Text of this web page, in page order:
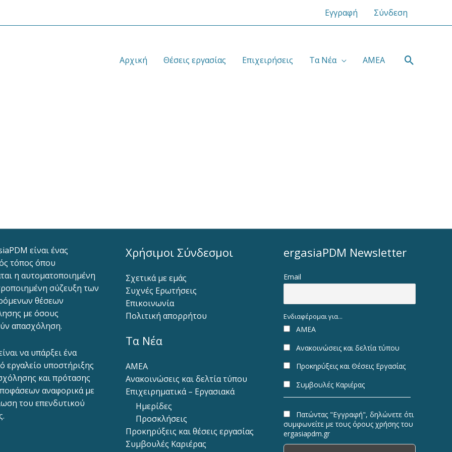
Εγγραφή Σύνδεση
Αρχική Θέσεις εργασίας Επιχειρήσεις Τα Νέα ΑΜΕΑ
είναι ένας
τόπος όπου
η αυτοματοποιημένη
σύζευξη των
θέσεων
με όσους
απασχόληση.
να υπάρξει ένα
εργαλείο υποστήριξης
και πρότασης
αναφορικά με
του επενδυτικού
Χρήσιμοι Σύνδεσμοι
Σχετικά με εμάς
Συχνές Ερωτήσεις
Επικοινωνία
Πολιτική απορρήτου
Τα Νέα
ΑΜΕΑ
Ανακοινώσεις και δελτία τύπου
Επιχειρηματικά – Εργασιακά
Ημερίδες
Προσκλήσεις
Προκηρύξεις και θέσεις εργασίας
Συμβουλές Καριέρας
ergasiaPDM Newsletter
Email
Ενδιαφέρομαι για...
ΑΜΕΑ
Ανακοινώσεις και δελτία τύπου
Προκηρύξεις και Θέσεις Εργασίας
Συμβουλές Καριέρας
Πατώντας "Εγγραφή", δηλώνετε ότι
συμφωνείτε με τους όρους χρήσης του
ergasiapdm.gr